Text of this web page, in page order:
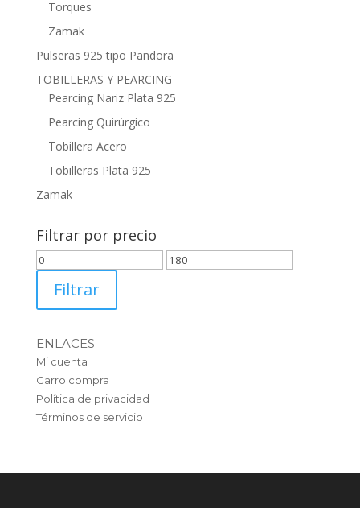
Torques
Zamak
Pulseras 925 tipo Pandora
TOBILLERAS Y PEARCING
Pearcing Nariz Plata 925
Pearcing Quirúrgico
Tobillera Acero
Tobilleras Plata 925
Zamak
Filtrar por precio
Precio
mínimo
Precio
Filtrar
ENLACES
Mi cuenta
Carro compra
Política de privacidad
Términos de servicio